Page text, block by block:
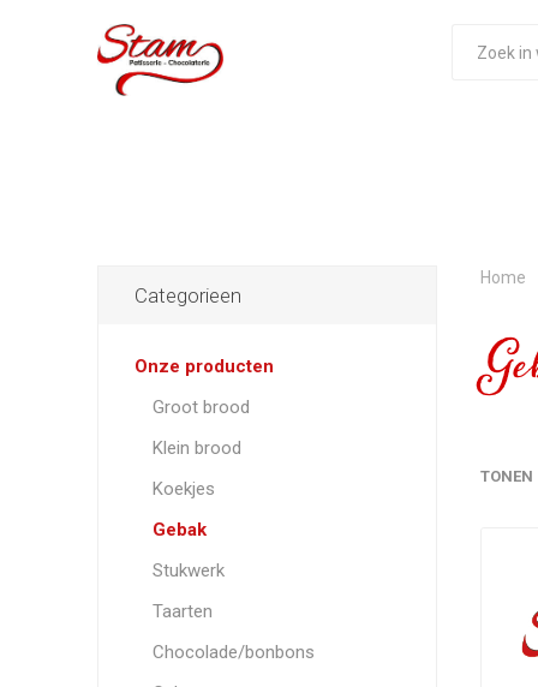
Home
TONEN
Categorieen
Onze producten
Groot brood
Klein brood
Koekjes
Gebak
Stukwerk
Taarten
Chocolade/bonbons